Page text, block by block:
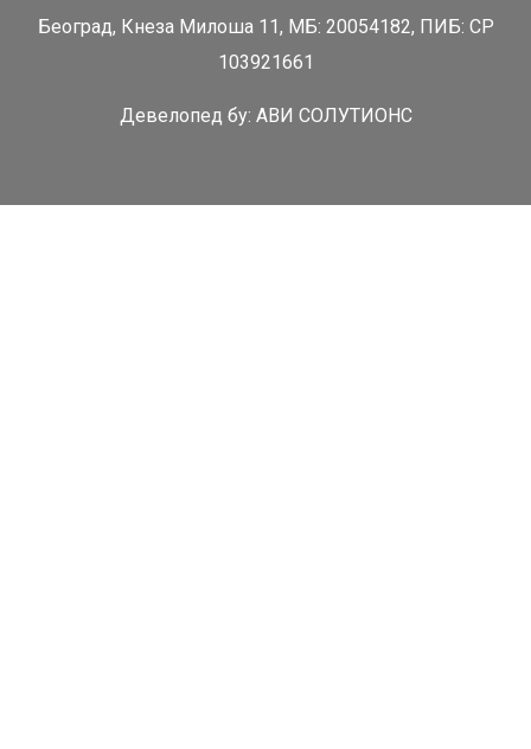
Београд, Кнеза Милоша 11, МБ: 20054182, ПИБ: СР
103921661
Девелопед бy: АВИ СОЛУТИОНС